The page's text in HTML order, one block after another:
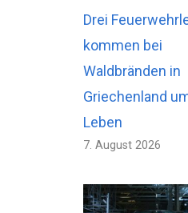
Drei
kommen bei
Waldbränden in
Griechenland
Leben
7. August 2026